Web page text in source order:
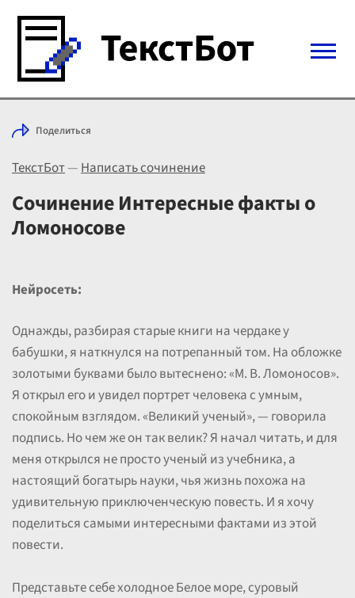
Войти с Telegram
Выбрать режим
Цены
Поделиться
ТекстБот—Написать сочинение
Сочинение Интересные факты о
Ломоносове
Нейросеть:
Однажды, разбирая старые книги на чердаке у
бабушки, я наткнулся на потрепанный том. На обложке
золотыми буквами было вытеснено: «М. В. Ломоносов».
Я открыл его и увидел портрет человека с умным,
спокойным взглядом. «Великий ученый», — говорила
подпись. Но чем же он так велик? Я начал читать, и для
меня открылся не просто ученый из учебника, а
настоящий богатырь науки, чья жизнь похожа на
удивительную приключенческую повесть. И я хочу
поделиться самыми интересными фактами из этой
повести.
Представьте себе холодное Белое море, суровый